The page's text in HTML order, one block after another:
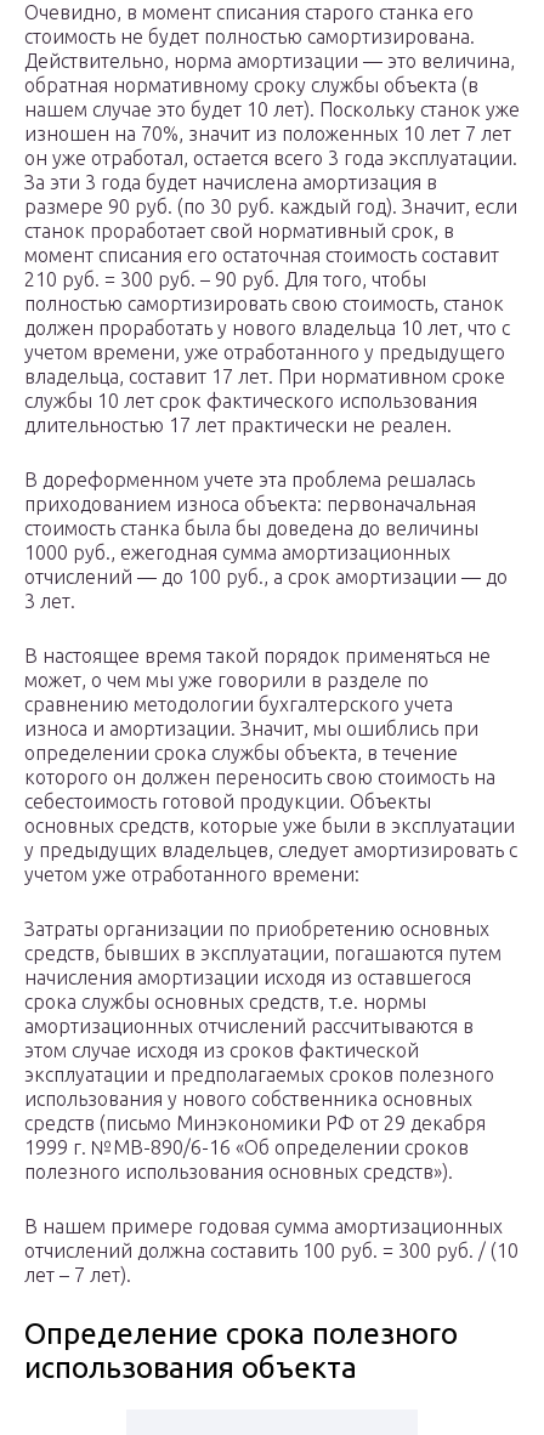
Очевидно, в момент списания старого станка его
стоимость не будет полностью самортизирована.
Действительно, норма амортизации — это величина,
обратная нормативному сроку службы объекта (в
нашем случае это будет 10 лет). Поскольку станок уже
изношен на 70%, значит из положенных 10 лет 7 лет
он уже отработал, остается всего 3 года эксплуатации.
За эти 3 года будет начислена амортизация в
размере 90 руб. (по 30 руб. каждый год). Значит, если
станок проработает свой нормативный срок, в
момент списания его остаточная стоимость составит
210 руб. = 300 руб. – 90 руб. Для того, чтобы
полностью самортизировать свою стоимость, станок
должен проработать у нового владельца 10 лет, что с
учетом времени, уже отработанного у предыдущего
владельца, составит 17 лет. При нормативном сроке
службы 10 лет срок фактического использования
длительностью 17 лет практически не реален.
В дореформенном учете эта проблема решалась
приходованием износа объекта: первоначальная
стоимость станка была бы доведена до величины
1000 руб., ежегодная сумма амортизационных
отчислений — до 100 руб., а срок амортизации — до
3 лет.
В настоящее время такой порядок применяться не
может, о чем мы уже говорили в разделе по
сравнению методологии бухгалтерского учета
износа и амортизации. Значит, мы ошиблись при
определении срока службы объекта, в течение
которого он должен переносить свою стоимость на
себестоимость готовой продукции. Объекты
основных средств, которые уже были в эксплуатации
у предыдущих владельцев, следует амортизировать с
учетом уже отработанного времени:
Затраты организации по приобретению основных
средств, бывших в эксплуатации, погашаются путем
начисления амортизации исходя из оставшегося
срока службы основных средств, т.е. нормы
амортизационных отчислений рассчитываются в
этом случае исходя из сроков фактической
эксплуатации и предполагаемых сроков полезного
использования у нового собственника основных
средств (письмо Минэкономики РФ от 29 декабря
1999 г. №МВ-890/6-16 «Об определении сроков
полезного использования основных средств»).
В нашем примере годовая сумма амортизационных
отчислений должна составить 100 руб. = 300 руб. / (10
лет – 7 лет).
Определение срока полезного
использования объекта